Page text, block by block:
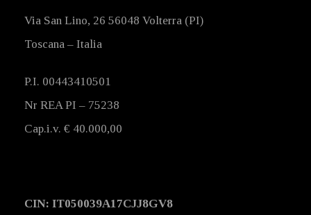
Via San Lino, 26 56048 Volterra (PI)
Toscana – Italia
P.I. 00443410501
Nr REA PI – 75238
Cap.i.v. € 40.000,00
CIN: IT050039A17CJJ8GV8